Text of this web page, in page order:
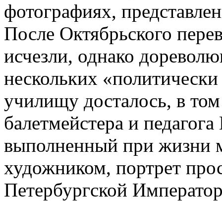
фотографиях,
После Октябрьского
исчезли, однако
нескольких
училищу досталось, в
балетмейстера и
выполненный при жизни
художником, портрет
Петербургской